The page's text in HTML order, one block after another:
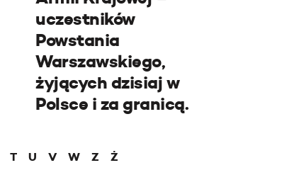
uczestników
Powstania
Warszawskiego,
żyjących dzisiaj w
Polsce i za granicą.
T U V W Z
Ż